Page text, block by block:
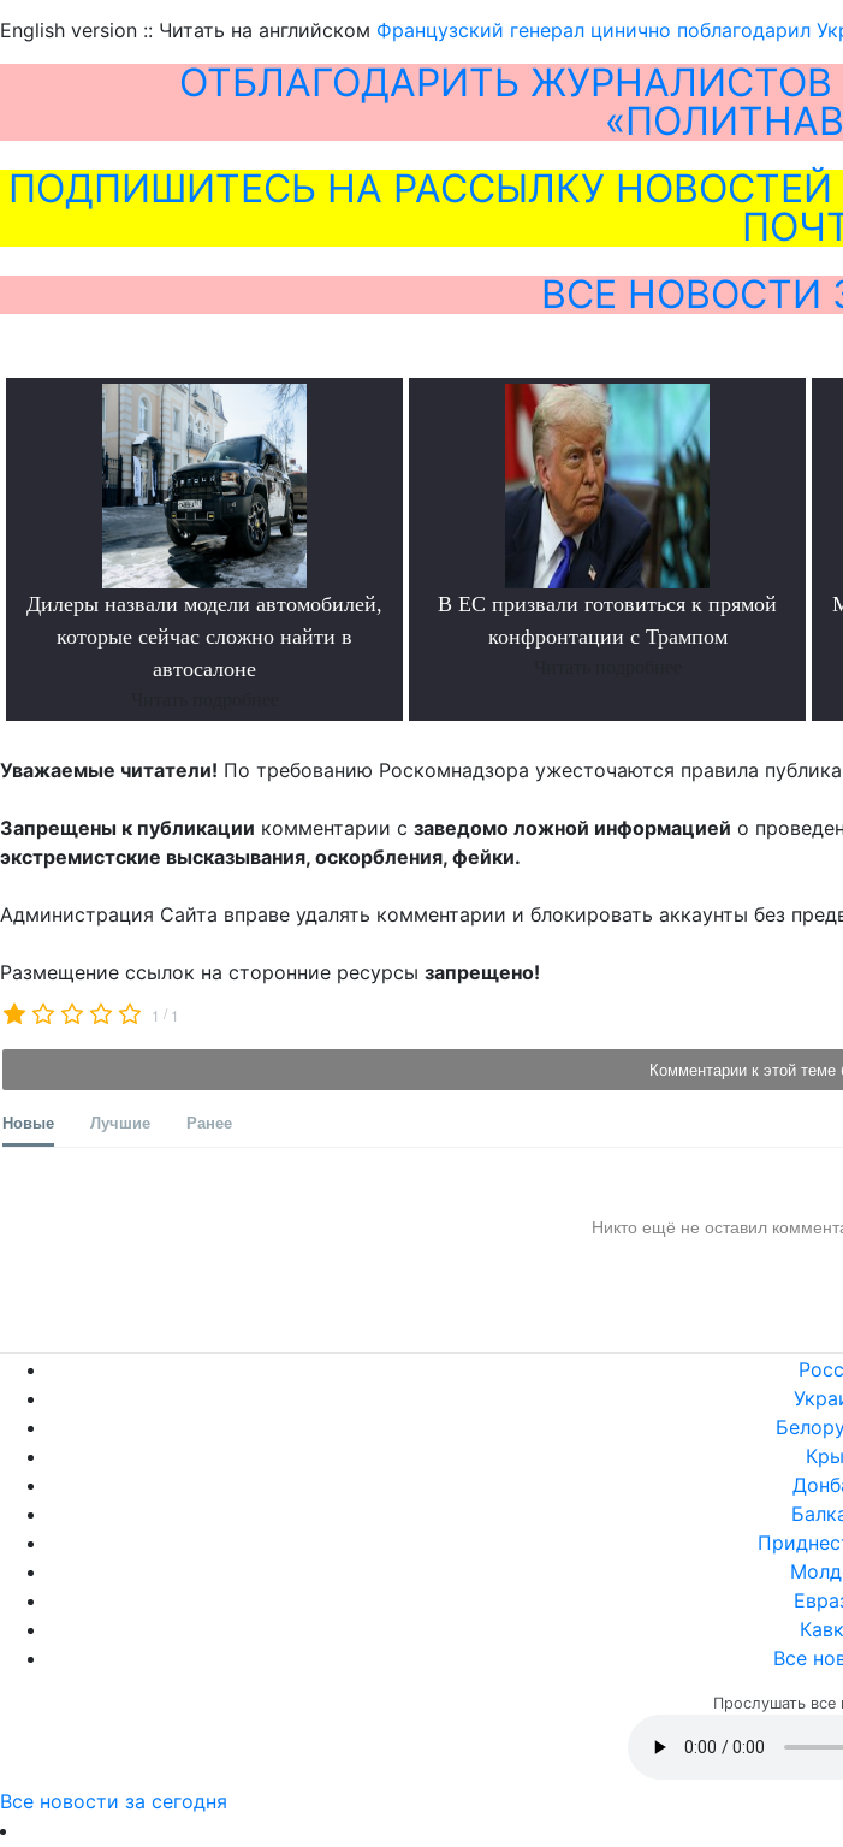
English version :: Читать на английском Французский генерал цинично поблагодарил
ОТБЛАГОДАРИТЬ
ПОДПИШИТЕСЬ НА РАССЫЛКУ
ВСЕ НОВОСТИ
Дилеры назвали модели автомобилей,
которые сейчас сложно найти в
автосалоне
В ЕС призвали готовиться к прямой
конфронтации с Трампом
Уважаемые читатели! По требованию Роскомнадзора ужесточаются правила
Запрещены к публикации комментарии с заведомо ложной информацией о
экстремистские высказывания, оскорбления, фейки.
Администрация Сайта вправе удалять комментарии и блокировать аккаунты без
Размещение ссылок на сторонние ресурсы запрещено!
1 / 1
Комментарии к этой
Новые Лучшие Ранее
Никто ещё не оставил
Все
Прослушать все
Все новости за сегодня